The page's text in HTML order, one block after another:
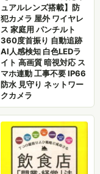
ュアルレンズ搭載】防
犯カメラ 屋外 ワイヤレ
ス 家庭用 パンチルト
360度首振り 自動追跡
AI人感検知 白色LEDラ
イト 高画質 暗視対応 ス
マホ連動 工事不要 IP66
防水 見守り ネットワー
クカメラ